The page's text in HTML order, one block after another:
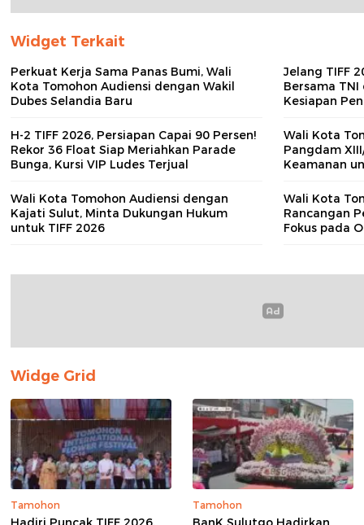
Widget Terkait
Perkuat Kerja Sama Panas Bumi, Wali
Kota Tomohon Audiensi dengan Wakil
Dubes Selandia Baru
Jelang TIFF
Bersama
Kesiapan
H-2 TIFF 2026, Persiapan Capai 90 Persen!
Rekor 36 Float Siap Meriahkan Parade
Bunga, Kursi VIP Ludes Terjual
Wali Kota
Pangdam
Keamanan
Wali Kota Tomohon Audiensi dengan
Kajati Sulut, Minta Dukungan Hukum
untuk TIFF 2026
Wali Kota
Rancangan
Fokus pada
Widge Grid
Tamohon Tamohon